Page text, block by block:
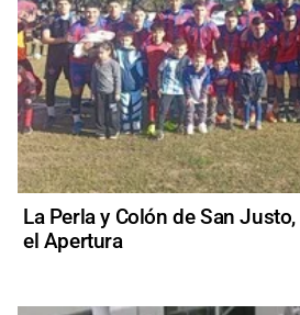
La Perla y Colón de San
el Apertura